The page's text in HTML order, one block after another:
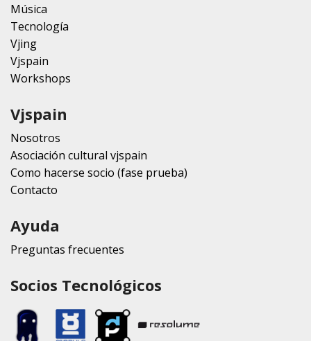
Música
Tecnología
Vjing
Vjspain
Workshops
Vjspain
Nosotros
Asociación cultural vjspain
Como hacerse socio (fase prueba)
Contacto
Ayuda
Preguntas frecuentes
Socios Tecnológicos